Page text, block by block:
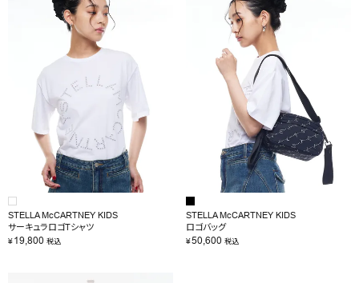
RE STOCK
COMING SOON
TOPICS
JOURNAL
INFORMATION
RECRUIT
はじめてご利用の方へ
お問い合わせ
STELLA McCARTNEY KIDS
サーキュラロゴTシャツ
¥19,800 税込
STELLA McCARTNEY KIDS
ロゴバッグ
¥50,600 税込